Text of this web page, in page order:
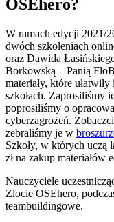
OSEhero?
W ramach edycji 2021/
dwóch szkoleniach
oraz Dawida
Borkowską – Panią
materiały, które
szkołach. Zaprosiliśmy
poprosiliśmy o
cyberzagrożeń.
zebraliśmy je w
Szkoły, w których uczą
zł na zakup materiałów
Nauczyciele
Zlocie OSEhero,
teambuildingowe.